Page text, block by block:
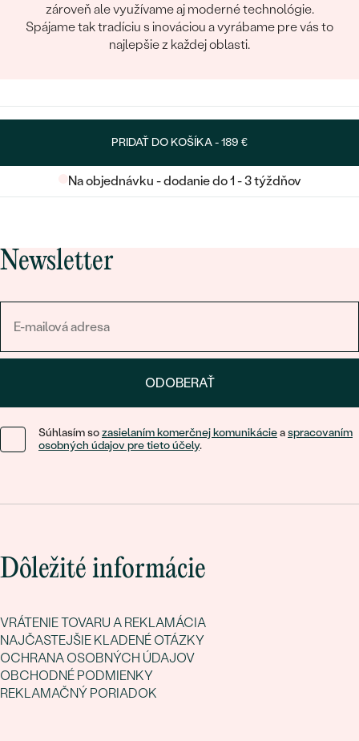
zároveň ale využívame aj moderné technológie.
Spájame tak tradíciu s inováciou a vyrábame pre vás to
najlepšie z každej oblasti.
PRIDAŤ DO KOŠÍKA -189 €
Na objednávku - dodanie do 1 - 3 týždňov
Newsletter
ODOBERAŤ
Súhlasím sozasielaním komerčnej komunikácieaspracovaním
osobných údajov pre tieto účely.
Dôležité informácie
VRÁTENIE TOVARU A REKLAMÁCIA
NAJČASTEJŠIE KLADENÉ OTÁZKY
OCHRANA OSOBNÝCH ÚDAJOV
OBCHODNÉ PODMIENKY
REKLAMAČNÝ PORIADOK